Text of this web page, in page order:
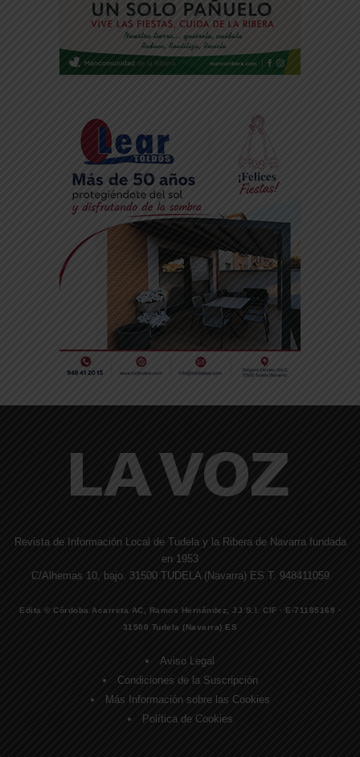
Revista de Información Local de Tudela y la Ribera de Navarra fundada
en 1953
C/Alhemas 10, bajo. 31500 TUDELA (Navarra) ES T. 948411059
Edita © Córdoba Acarreta AC, Ramos Hernández, JJ S.I. CIF · E-71185169 ·
31500 Tudela (Navarra) ES
Aviso Legal
Condiciones de la Suscripción
Más Información sobre las Cookies
Política de Cookies